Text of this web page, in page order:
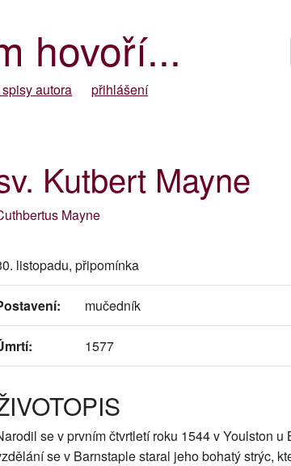
hovoří...
autora přihlášení
Kutbert Mayne
Mayne
listopadu, připomínka
mučedník
1577
se v prvním čtvrtletí roku 1544 v Youlston
se v Barnstaple staral jeho bohatý strýc,